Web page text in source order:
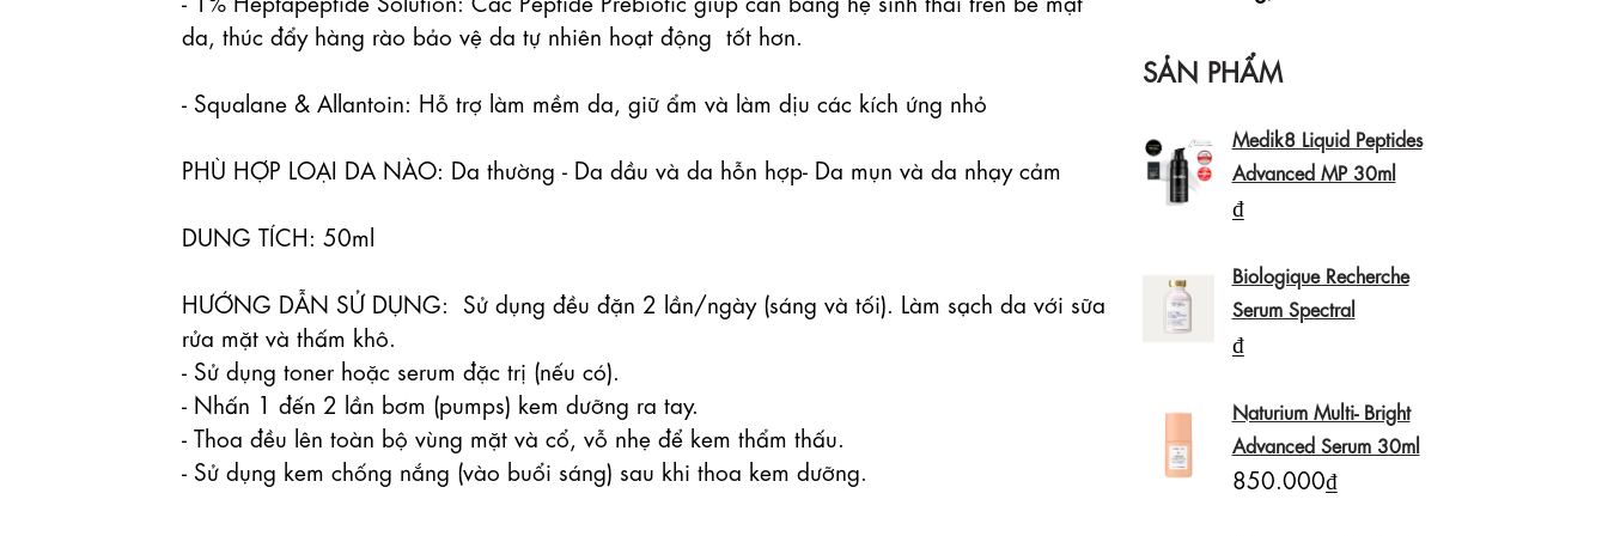
da, thúc đẩy hàng rào bảo vệ da tự nhiên hoạt động  tốt hơn.
- Squalane & Allantoin: Hỗ trợ làm mềm da, giữ ẩm và làm dịu các kích ứng nhỏ
PHÙ HỢP LOẠI DA NÀO: Da thường - Da dầu và da hỗn hợp- Da mụn và da nhạy cảm
DUNG TÍCH: 50ml
HƯỚNG DẪN SỬ DỤNG:  Sử dụng đều đặn 2 lần/ngày (sáng và tối). Làm sạch da với sữa
rửa mặt và thấm khô.
- Sử dụng toner hoặc serum đặc trị (nếu có).
- Nhấn 1 đến 2 lần bơm (pumps) kem dưỡng ra tay.
- Thoa đều lên toàn bộ vùng mặt và cổ, vỗ nhẹ để kem thẩm thấu.
- Sử dụng kem chống nắng (vào buổi sáng) sau khi thoa kem dưỡng.
SẢN PHẨM
Medik8 Liquid Peptides
Advanced MP 30ml
₫
Biologique Recherche
Serum Spectral
₫
Naturium Multi- Bright
Advanced Serum 30ml
850.000₫